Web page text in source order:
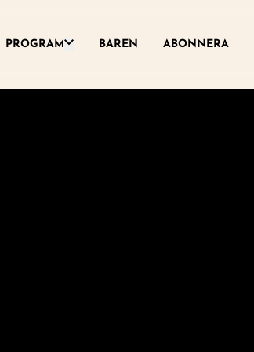
PROGRAM Växla denna rullgardinsmeny
BAREN ABONNERA